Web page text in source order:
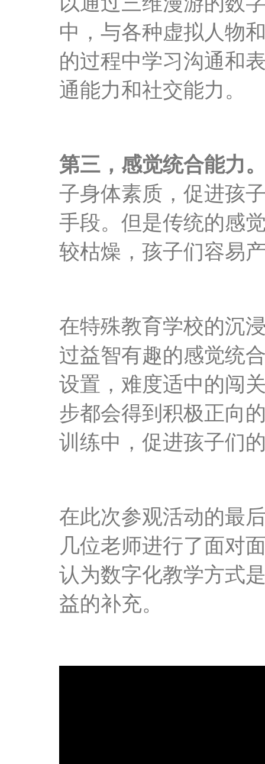
中，与各种虚拟人物
的过程中学习沟通和
通能力和社交能力。
第三，感觉统合能力
子身体素质，促进孩
手段。但是传统的感
较枯燥，孩子们容易
在特殊教育学校的沉
过益智有趣的感觉统
设置，难度适中的闯
步都会得到积极正向
训练中，促进孩子们
在此次参观活动的最
几位老师进行了面对
认为数字化教学方式
益的补充。